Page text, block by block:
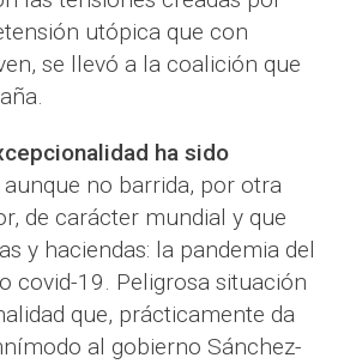
utópica que con
se llevó a la coalición que
ha sido
aunque no barrida, por otra
de carácter mundial y que
y haciendas: la pandemia del
covid-19. Peligrosa situación
que, prácticamente da
al gobierno Sánchez-